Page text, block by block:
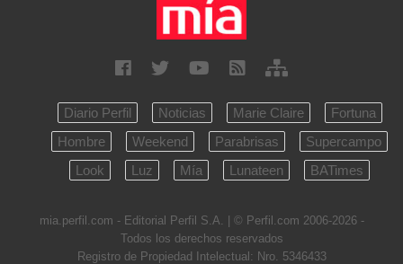
Diario Perfil Noticias Marie Claire
Fortuna
Hombre
Weekend Parabrisas
Supercampo
Look
Luz Mía Lunateen BATimes
mia.perfil.com - Editorial Perfil S.A. | © Perfil.com 2006-2026 -
Todos los derechos reservados
Registro de Propiedad Intelectual: Nro. 5346433